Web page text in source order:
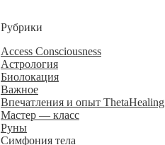
Рубрики
Access Consciousness
Астрология
Биолокация
Важное
Впечатления и опыт ThetaHealing
Мастер — класс
Руны
Симфония тела